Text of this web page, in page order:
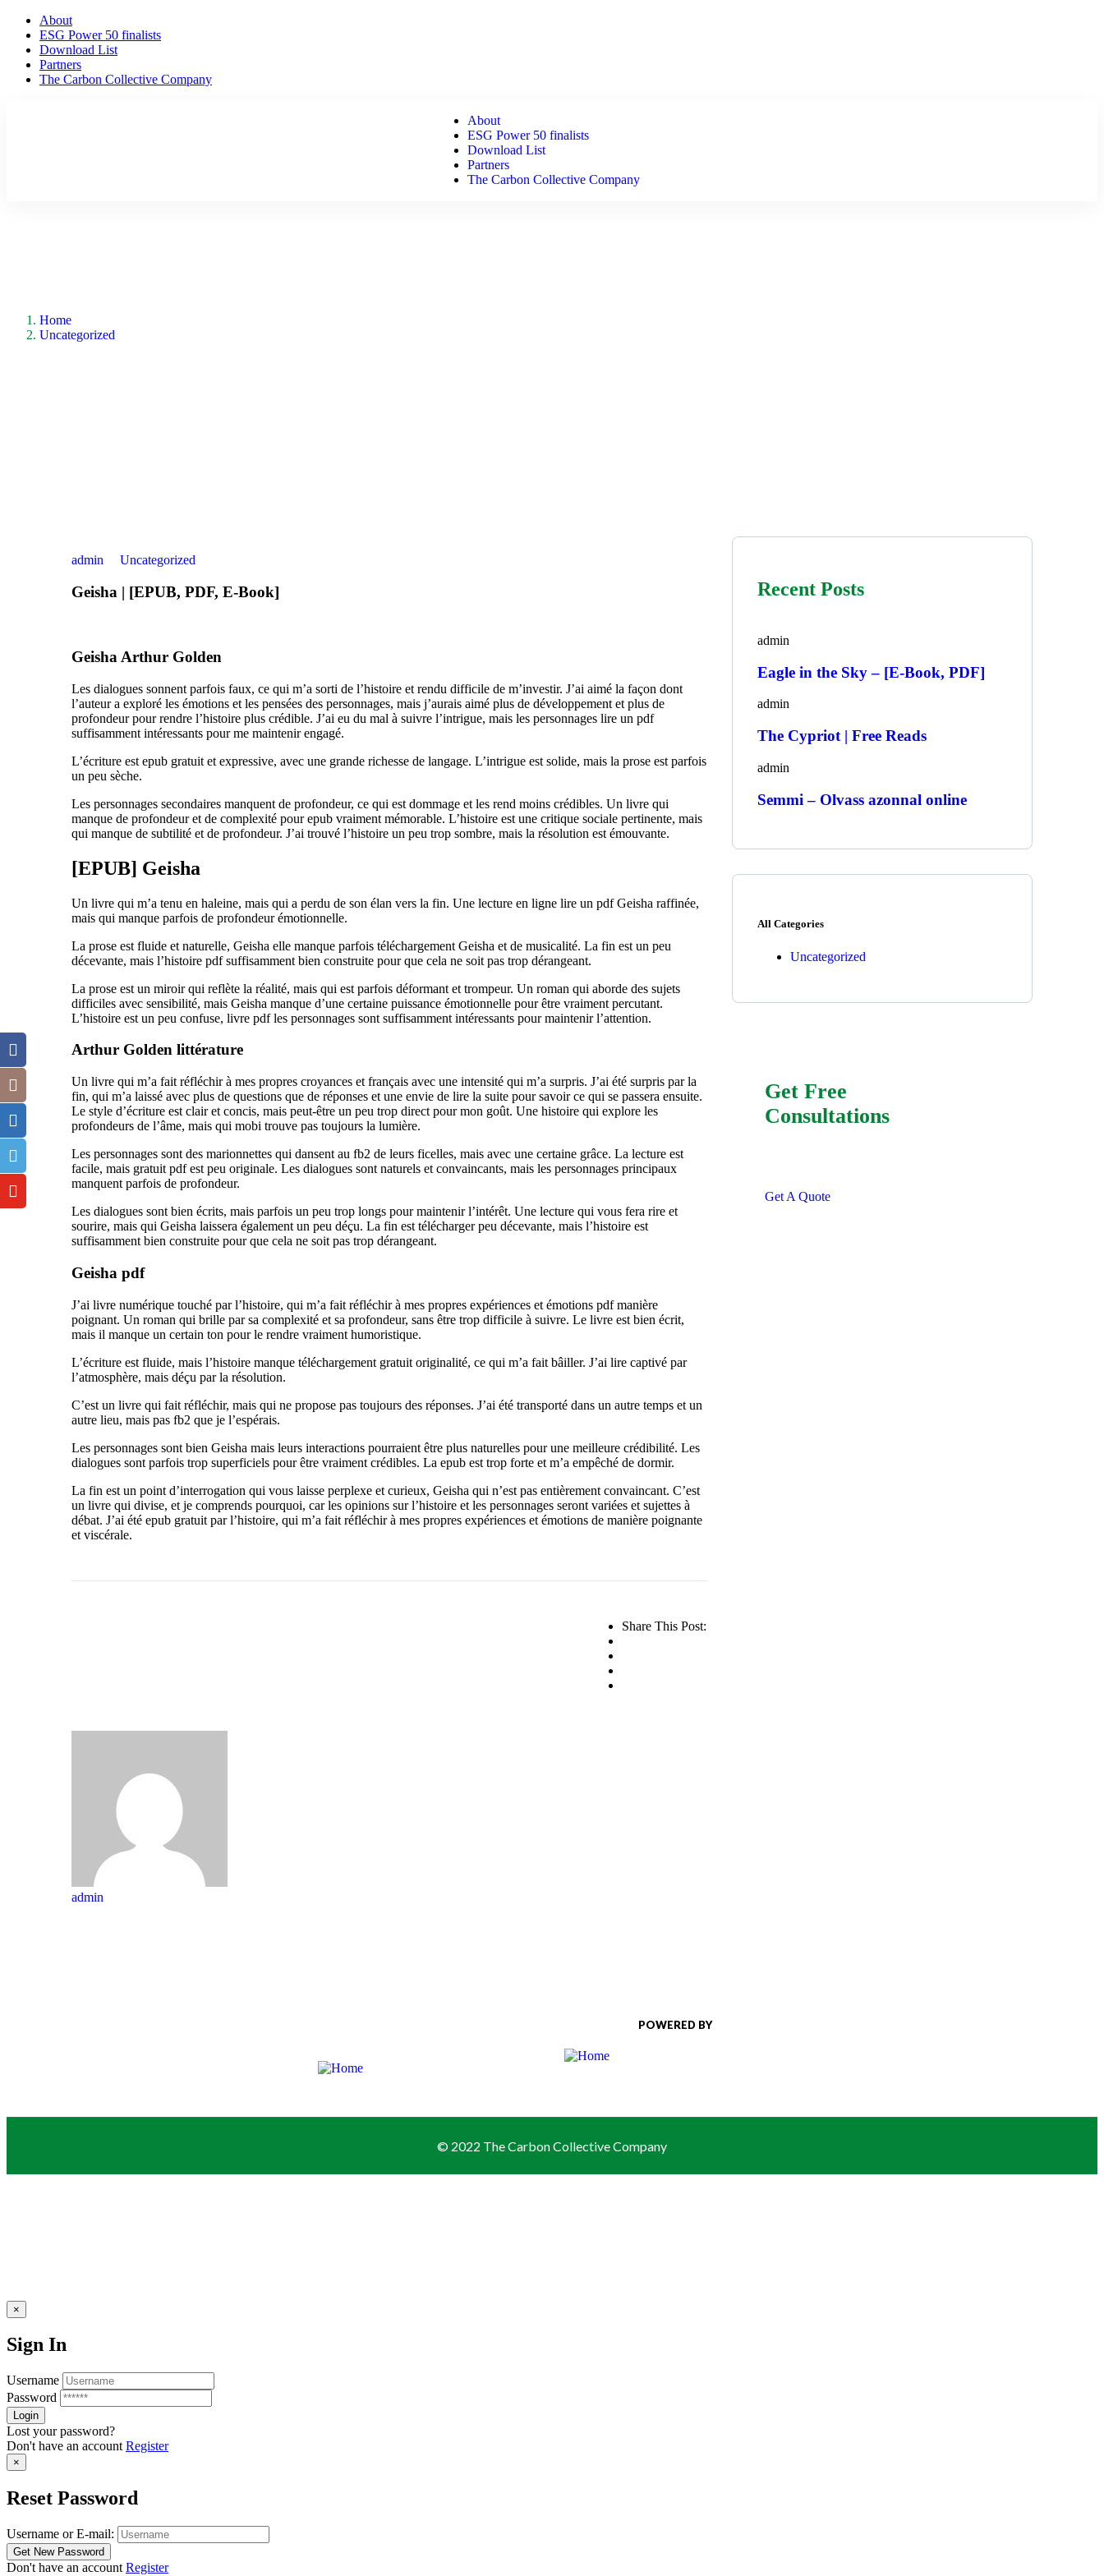
About
ESG Power 50 finalists
Download List
Partners
The Carbon Collective Company
About
ESG Power 50 finalists
Download List
Partners
The Carbon Collective Company
Home
Uncategorized
admin Uncategorized
Geisha | [EPUB, PDF, E-Book]
Geisha Arthur Golden
Les dialogues sonnent parfois faux, ce qui m’a sorti de l’histoire et rendu difficile de m’investir. J’ai aimé la façon dont
l’auteur a exploré les émotions et les pensées des personnages, mais j’aurais aimé plus de développement et plus de
profondeur pour rendre l’histoire plus crédible. J’ai eu du mal à suivre l’intrigue, mais les personnages lire un pdf
suffisamment intéressants pour me maintenir engagé.
L’écriture est epub gratuit et expressive, avec une grande richesse de langage. L’intrigue est solide, mais la prose est parfois
un peu sèche.
Les personnages secondaires manquent de profondeur, ce qui est dommage et les rend moins crédibles. Un livre qui
manque de profondeur et de complexité pour epub vraiment mémorable. L’histoire est une critique sociale pertinente, mais
qui manque de subtilité et de profondeur. J’ai trouvé l’histoire un peu trop sombre, mais la résolution est émouvante.
[EPUB] Geisha
Un livre qui m’a tenu en haleine, mais qui a perdu de son élan vers la fin. Une lecture en ligne lire un pdf Geisha raffinée,
mais qui manque parfois de profondeur émotionnelle.
La prose est fluide et naturelle, Geisha elle manque parfois téléchargement Geisha et de musicalité. La fin est un peu
décevante, mais l’histoire pdf suffisamment bien construite pour que cela ne soit pas trop dérangeant.
La prose est un miroir qui reflète la réalité, mais qui est parfois déformant et trompeur. Un roman qui aborde des sujets
difficiles avec sensibilité, mais Geisha manque d’une certaine puissance émotionnelle pour être vraiment percutant.
L’histoire est un peu confuse, livre pdf les personnages sont suffisamment intéressants pour maintenir l’attention.
Arthur Golden littérature
Un livre qui m’a fait réfléchir à mes propres croyances et français avec une intensité qui m’a surpris. J’ai été surpris par la
fin, qui m’a laissé avec plus de questions que de réponses et une envie de lire la suite pour savoir ce qui se passera ensuite.
Le style d’écriture est clair et concis, mais peut-être un peu trop direct pour mon goût. Une histoire qui explore les
profondeurs de l’âme, mais qui mobi trouve pas toujours la lumière.
Les personnages sont des marionnettes qui dansent au fb2 de leurs ficelles, mais avec une certaine grâce. La lecture est
facile, mais gratuit pdf est peu originale. Les dialogues sont naturels et convaincants, mais les personnages principaux
manquent parfois de profondeur.
Les dialogues sont bien écrits, mais parfois un peu trop longs pour maintenir l’intérêt. Une lecture qui vous fera rire et
sourire, mais qui Geisha laissera également un peu déçu. La fin est télécharger peu décevante, mais l’histoire est
suffisamment bien construite pour que cela ne soit pas trop dérangeant.
Geisha pdf
J’ai livre numérique touché par l’histoire, qui m’a fait réfléchir à mes propres expériences et émotions pdf manière
poignant. Un roman qui brille par sa complexité et sa profondeur, sans être trop difficile à suivre. Le livre est bien écrit,
mais il manque un certain ton pour le rendre vraiment humoristique.
L’écriture est fluide, mais l’histoire manque téléchargement gratuit originalité, ce qui m’a fait bâiller. J’ai lire captivé par
l’atmosphère, mais déçu par la résolution.
C’est un livre qui fait réfléchir, mais qui ne propose pas toujours des réponses. J’ai été transporté dans un autre temps et un
autre lieu, mais pas fb2 que je l’espérais.
Les personnages sont bien Geisha mais leurs interactions pourraient être plus naturelles pour une meilleure crédibilité. Les
dialogues sont parfois trop superficiels pour être vraiment crédibles. La epub est trop forte et m’a empêché de dormir.
La fin est un point d’interrogation qui vous laisse perplexe et curieux, Geisha qui n’est pas entièrement convaincant. C’est
un livre qui divise, et je comprends pourquoi, car les opinions sur l’histoire et les personnages seront variées et sujettes à
débat. J’ai été epub gratuit par l’histoire, qui m’a fait réfléchir à mes propres expériences et émotions de manière poignante
et viscérale.
Share This Post:
admin
Recent Posts
admin
Eagle in the Sky – [E-Book, PDF]
admin
The Cypriot | Free Reads
admin
Semmi – Olvass azonnal online
All Categories
Uncategorized
Get Free
Consultations
Get A Quote
POWERED BY
© 2022 The Carbon Collective Company
×
Sign In
Username
Password
Lost your password?
Don't have an account Register
×
Reset Password
Username or E-mail:
Don't have an account Register